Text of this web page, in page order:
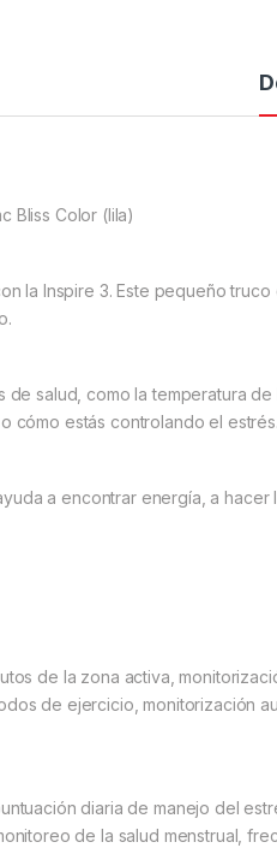
Bliss Color (lila)
la Inspire 3. Este pequeño
de salud, como la temperatura
cómo estás controlando el estrés.
a encontrar energía, a
de la zona activa,
de ejercicio, monitorización
diaria de manejo del
de la salud menstrual,